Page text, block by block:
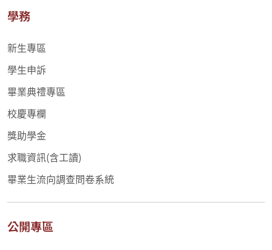
學務
新生專區
學生申訴
畢業典禮專區
校慶專欄
獎助學金
求職資訊(含工讀)
畢業生流向調查問卷系統
公開專區